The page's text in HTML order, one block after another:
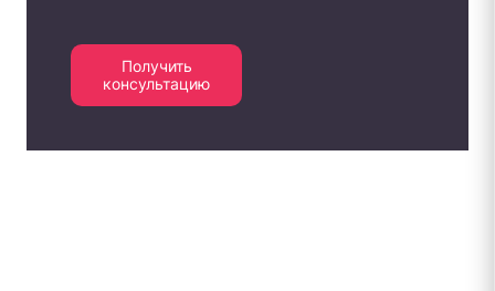
Получить
консультацию